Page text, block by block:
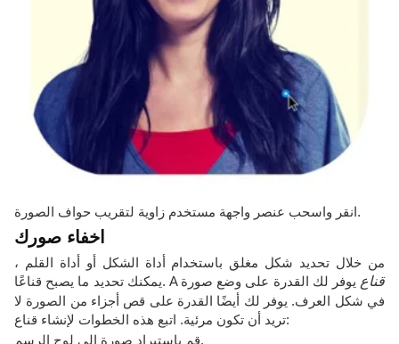
انقر واسحب عنصر واجهة مستخدم زاوية لتقريب حواف الصورة.
اخفاء صورك
من خلال تحديد شكل مغلق باستخدام أداة الشكل أو أداة القلم ،
يمكنك تحديد ما يصبح قناعًا. A
قناع يوفر لك القدرة على وضع صورة
في شكل العرف. يوفر لك أيضًا القدرة على قص أجزاء من الصورة لا
تريد أن تكون مرئية. اتبع هذه الخطوات لإنشاء قناع:
قم باستيراد صورة إلى لوح الرسم.